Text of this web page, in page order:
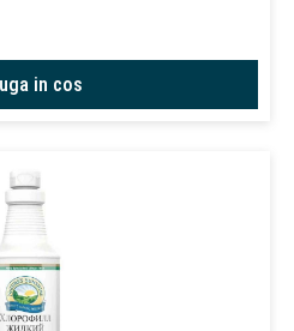
in cos